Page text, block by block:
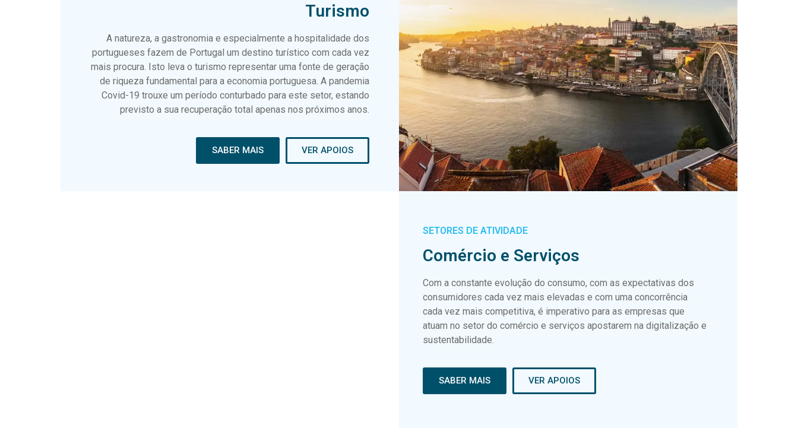
Turismo
A natureza, a gastronomia e especialmente a hospitalidade dos
portugueses fazem de Portugal um destino turístico com cada vez
mais procura. Isto leva o turismo representar uma fonte de geração
de riqueza fundamental para a economia portuguesa. A pandemia
Covid-19 trouxe um período conturbado para este setor, estando
previsto a sua recuperação total apenas nos próximos anos.
SABER MAIS VER APOIOS
SETORES DE ATIVIDADE
Comércio e Serviços
Com a constante evolução do consumo, com as expectativas dos
consumidores cada vez mais elevadas e com uma concorrência
cada vez mais competitiva, é imperativo para as empresas que
atuam no setor do comércio e serviços apostarem na digitalização e
sustentabilidade.
SABER MAIS VER APOIOS